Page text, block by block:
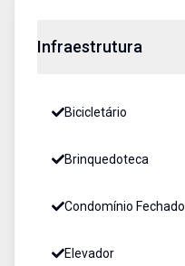
Infraestrutura
Bicicletário
Brinquedoteca
Condomínio Fechado
Elevador